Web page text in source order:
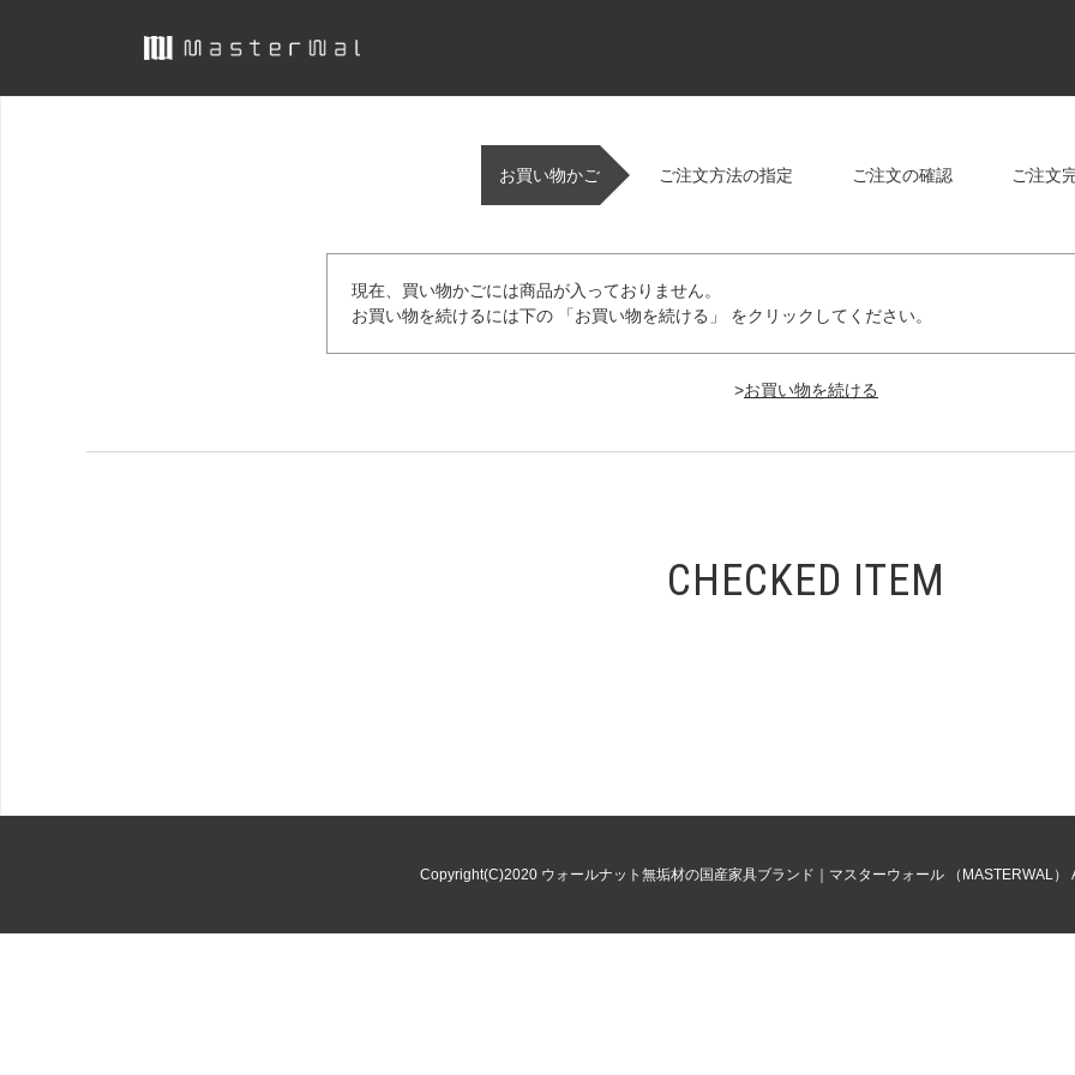
お買い物かご ご注文方法の指定 ご注文の確認 ご注文
現在、買い物かごには商品が入っておりません。
お買い物を続けるには下の 「お買い物を続ける」 をクリックしてください。
>
CHECKED ITEM
Copyright(C)2020 ウォールナット無垢材の国産家具ブランド｜マスターウォール （MASTERWAL）